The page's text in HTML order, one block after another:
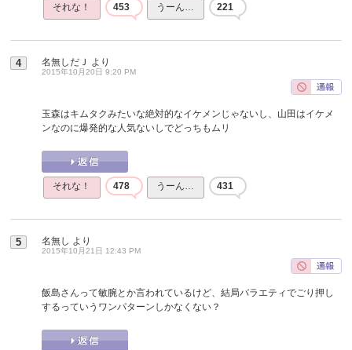
それな！ 453 うーん… 221
4 名無しだＪ より
2015年10月20日 9:20 PM
玉森はキムタクみたいな絶対的なイケメンじゃないし、山田はイケメ
ンなのに爆発的な人気ないしでどっちもムリ
それな！ 478 うーん… 431
5 名無し より
2015年10月21日 12:43 PM
飯島さんって敏腕とか言われているけど、結局バラエティでごり押し
するっていうワンパターンしかなくない？